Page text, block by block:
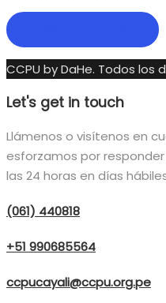
CCPU by DaHe. Todos los
Let's get in touch
Llámenos o visítenos en
esforzamos por
las 24 horas en días
(061) 440818
+51 990685564
ccpucayali@ccpu.org.pe